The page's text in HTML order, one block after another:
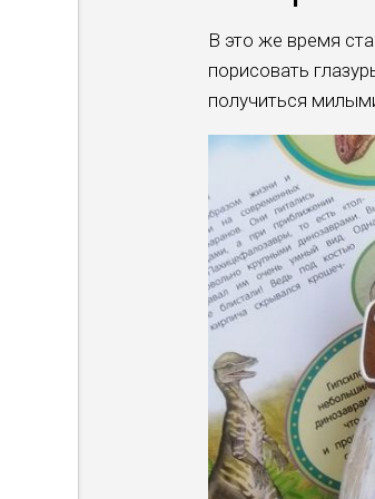
В это же время
порисовать
получиться